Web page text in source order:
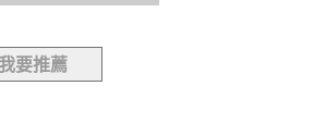
我要推薦